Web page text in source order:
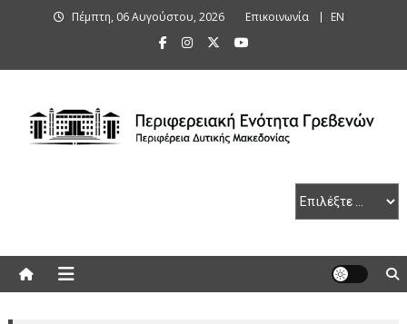
Πέμπτη, 06 Αυγούστου, 2026 Επικοινωνία ΕΝ